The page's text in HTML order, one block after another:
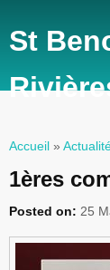
St
Vous
Accueil »
1ères
Posted on: 25